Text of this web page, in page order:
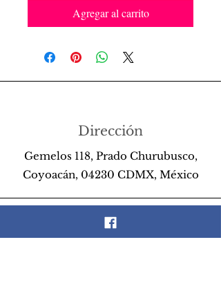
Agregar al carrito
Dirección
Gemelos 118, Prado Churubusco,
Coyoacán, 04230 CDMX, México
Teléfono